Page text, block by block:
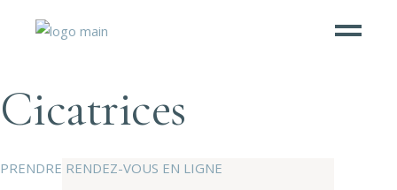
Cicatrices
PRENDRE RENDEZ-VOUS EN LIGNE